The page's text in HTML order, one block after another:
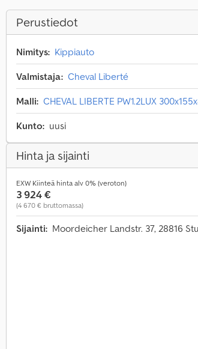
Perustiedot
Nimitys: Kippiauto
Valmistaja: Cheval Liberté
Malli: CHEVAL LIBERTE PW1.2LUX
Kunto: uusi
Hinta ja sijainti
EXW Kiinteä hinta alv 0% (veroton)
3 924 €
(4 670 € bruttomassa)
Sijainti: Moordeicher Landstr. 37, 28816